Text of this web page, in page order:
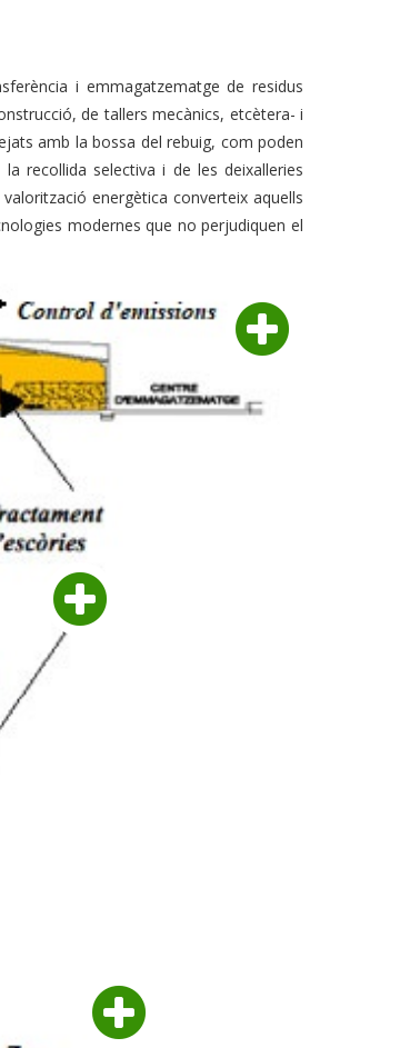
i emmagatzematge de residus
de tallers mecànics, etcètera- i
amb la bossa del rebuig, com poden
recollida selectiva i de les deixalleries
energètica converteix aquells
modernes que no perjudiquen el